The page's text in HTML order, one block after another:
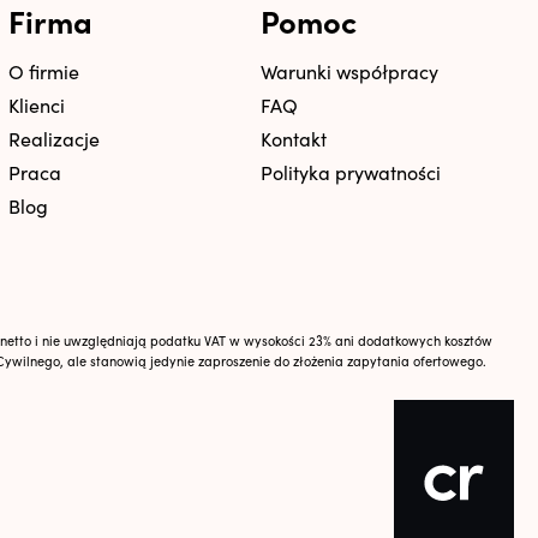
Firma
O firmie
Klienci
Realizacje
Praca
Blog
Pomoc
Warunki współpracy
FAQ
Kontakt
Polityka prywatności
i nie uwzględniają podatku VAT w wysokości 23% ani dodatkowych kosztów
ale stanowią jedynie zaproszenie do złożenia zapytania ofertowego.